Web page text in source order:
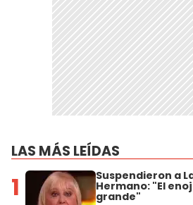
LAS MÁS LEÍDAS
1 Suspendieron a
Hermano: "El
grande"